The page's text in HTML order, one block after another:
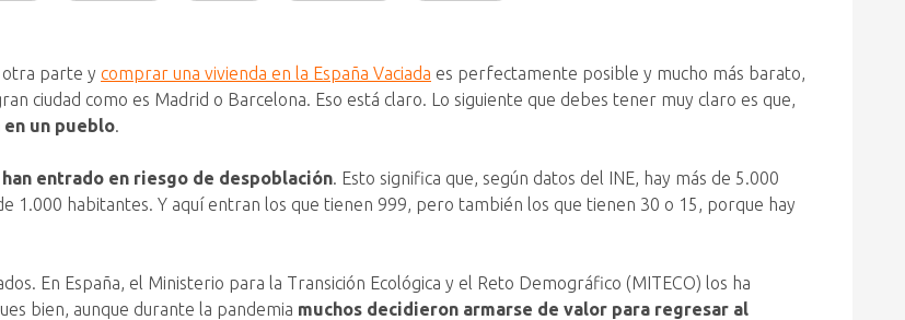
otra parte y comprar una vivienda en la España Vaciada es perfectamente posible y mucho más barato,
ciudad como es Madrid o Barcelona. Eso está claro. Lo siguiente que debes tener muy claro es que,
en un pueblo.
entrado en riesgo de despoblación. Esto significa que, según datos del INE, hay más de 5.000
1.000 habitantes. Y aquí entran los que tienen 999, pero también los que tienen 30 o 15, porque hay
En España, el Ministerio para la Transición Ecológica y el Reto Demográfico (MITECO) los ha
bien, aunque durante la pandemia muchos decidieron armarse de valor para regresar al